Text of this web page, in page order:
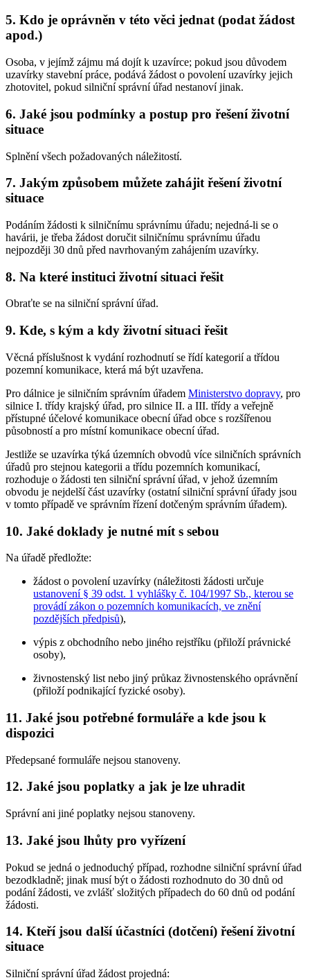
5. Kdo je oprávněn v této věci jednat (podat žádost
apod.)
Osoba, v jejímž zájmu má dojít k uzavírce; pokud jsou důvodem
uzavírky stavební práce, podává žádost o povolení uzavírky jejich
zhotovitel, pokud silniční správní úřad nestanoví jinak.
6. Jaké jsou podmínky a postup pro řešení životní
situace
Splnění všech požadovaných náležitostí.
7. Jakým způsobem můžete zahájit řešení životní
situace
Podáním žádosti k silničnímu správnímu úřadu; nejedná-li se o
havárii, je třeba žádost doručit silničnímu správnímu úřadu
nejpozději 30 dnů před navrhovaným zahájením uzavírky.
8. Na které instituci životní situaci řešit
Obraťte se na silniční správní úřad.
9. Kde, s kým a kdy životní situaci řešit
Věcná příslušnost k vydání rozhodnutí se řídí kategorií a třídou
pozemní komunikace, která má být uzavřena.
Pro dálnice je silničním správním úřadem Ministerstvo dopravy, pro
silnice I. třídy krajský úřad, pro silnice II. a III. třídy a veřejně
přístupné účelové komunikace obecní úřad obce s rozšířenou
působností a pro místní komunikace obecní úřad.
Jestliže se uzavírka týká územních obvodů více silničních správních
úřadů pro stejnou kategorii a třídu pozemních komunikací,
rozhoduje o žádosti ten silniční správní úřad, v jehož územním
obvodu je nejdelší část uzavírky (ostatní silniční správní úřady jsou
v tomto případě ve správním řízení dotčeným správním úřadem).
10. Jaké doklady je nutné mít s sebou
Na úřadě předložte:
žádost o povolení uzavírky (náležitosti žádosti určuje
ustanovení § 39 odst. 1 vyhlášky č. 104/1997 Sb., kterou se
provádí zákon o pozemních komunikacích, ve znění
pozdějších předpisů),
výpis z obchodního nebo jiného rejstříku (přiloží právnické
osoby),
živnostenský list nebo jiný průkaz živnostenského oprávnění
(přiloží podnikající fyzické osoby).
11. Jaké jsou potřebné formuláře a kde jsou k
dispozici
Předepsané formuláře nejsou stanoveny.
12. Jaké jsou poplatky a jak je lze uhradit
Správní ani jiné poplatky nejsou stanoveny.
13. Jaké jsou lhůty pro vyřízení
Pokud se jedná o jednoduchý případ, rozhodne silniční správní úřad
bezodkladně; jinak musí být o žádosti rozhodnuto do 30 dnů od
podání žádosti, ve zvlášť složitých případech do 60 dnů od podání
žádosti.
14. Kteří jsou další účastníci (dotčení) řešení životní
situace
Silniční správní úřad žádost projedná: